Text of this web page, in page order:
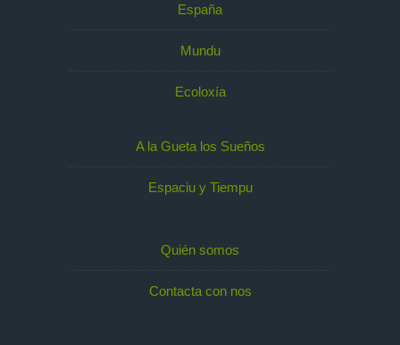
España
Mundu
Ecoloxía
A la Gueta los Sueños
Espaciu y Tiempu
Quién somos
Contacta con nos